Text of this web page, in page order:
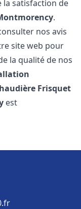
la satisfaction de
.
nos avis
site web pour
la qualité de nos
Frisquet
est